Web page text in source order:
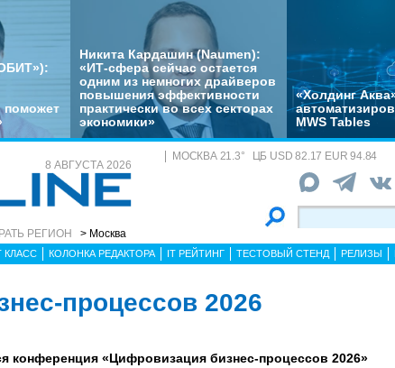
поможет
Никита Кардашин (Naumen):
«ИТ-сфера сейчас остается
одним из немногих драйверов
повышения эффективности
практически во всех секторах
экономики»
«Холдинг
MWS Tables
8 АВГУСТА 2026
РЕГИОН > Москва
МОСКВА 21.3° ЦБ USD 82.17 EUR 94.84
КЛАСС КОЛОНКА РЕДАКТОРА IT РЕЙТИНГ ТЕСТОВЫЙ СТЕНД РЕЛИЗЫ
процессов 2026
конференция «Цифровизация бизнес-процессов 2026»